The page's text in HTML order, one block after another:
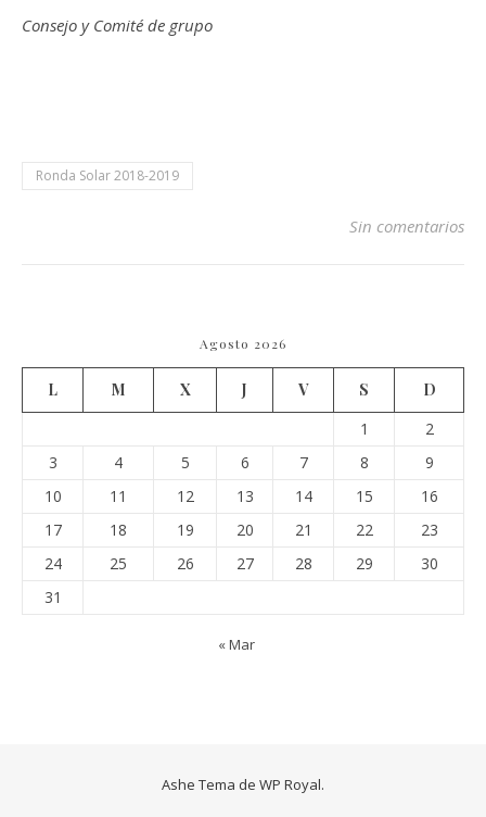
Consejo y Comité de grupo
Ronda Solar 2018-2019
Sin comentarios
Agosto 2026
L M X J V S
D
1
2
3
4 5 6 7 8
9
10
11 12 13 14 15
16
17
18 19 20 21 22
23
24
25 26 27 28 29
30
31
« Mar
Ashe Tema de WP Royal.